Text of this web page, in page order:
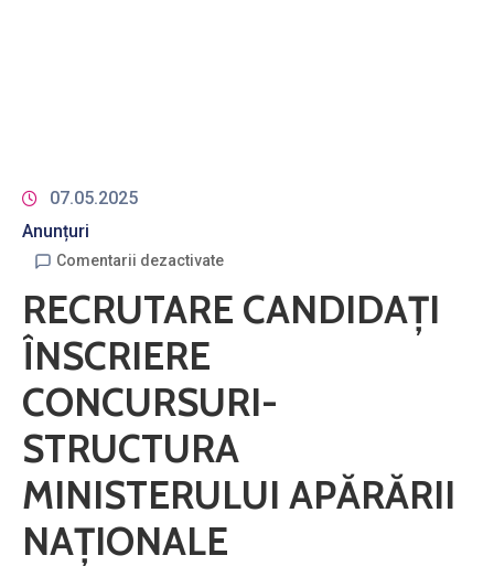
07.05.2025
Anunțuri
Comentarii dezactivate
RECRUTARE CANDIDAȚI
ÎNSCRIERE
CONCURSURI-
STRUCTURA
MINISTERULUI APĂRĂRII
NAȚIONALE